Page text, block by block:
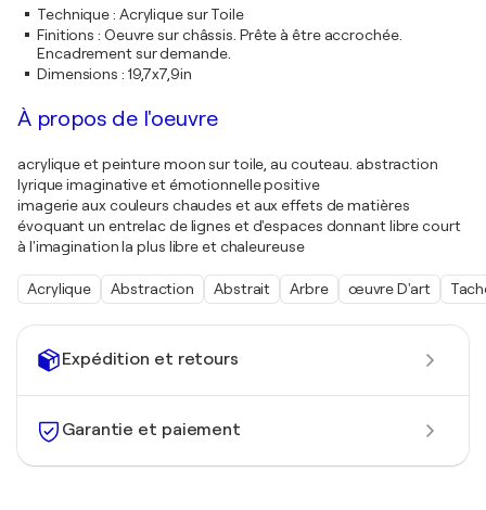
Expédition et retours
Garantie et paiement
Technique: Acrylique sur Toile
Finitions : Oeuvre sur châssis. Prête à être accrochée.
Encadrement sur demande.
Dimensions : 19,7x7,9in
À propos de l'oeuvre
acrylique et peinture moon sur toile, au couteau. abstraction
lyrique imaginative et émotionnelle positive
imagerie aux couleurs chaudes et aux effets de matières
évoquant un entrelac de lignes et d'espaces donnant libre court
à l'imagination la plus libre et chaleureuse
Acrylique Abstraction Abstrait Arbre œuvre D'art